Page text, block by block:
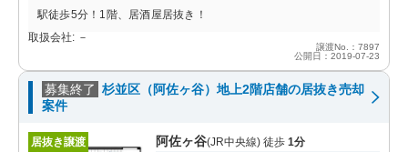
駅徒歩5分！1階、居酒屋居抜き！
取扱会社: －
譲渡No.：7897
公開日：2019-07-23
募集終了 杉並区（阿佐ヶ谷）地上2階店舗の居抜き売却
案件
居抜き譲渡 阿佐ヶ谷(JR中央線) 徒歩 1分